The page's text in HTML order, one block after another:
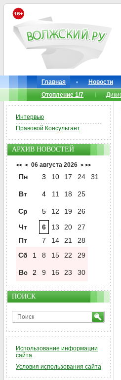
Главная Новости
Отопление 1/7
Интервью
Правовой Консультант
АРХИВ НОВОСТЕЙ
<< < 06 августа 2026 > >>
Пн 3 10 17 24 31
Вт 4 11 18 25
Ср 5 12 19
26
Чт
6 13 20
27
Пт
7 14 21
28
Сб
1 8 15 22 29
Вс 2 9 16 23 30
ПОИСК
Использование информации
сайта
Условия использования сайта